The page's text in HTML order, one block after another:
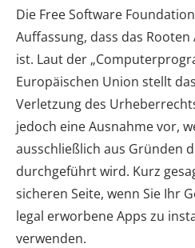
Die Free Software
Auffassung, dass das
ist. Laut der
Europäischen Union stellt
Verletzung des
jedoch eine Ausnahme vor,
ausschließlich aus Gründen
durchgeführt wird. Kurz
sicheren Seite, wenn Sie Ihr
legal erworbene Apps zu
verwenden.